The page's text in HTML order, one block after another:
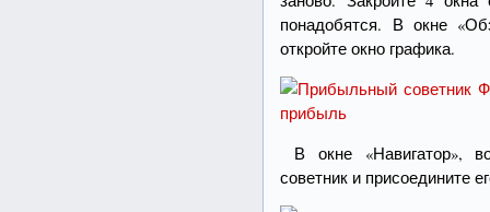
понадобятся. В окне
откройте окно графика.
В окне «Навигатор»,
советник и присоедините